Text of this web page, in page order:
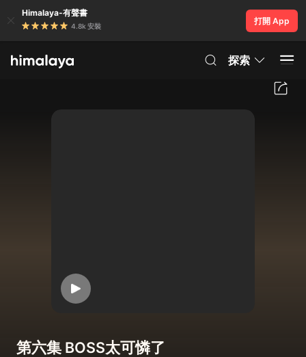
Himalaya-有聲書
4.8k 安裝
打開 App
探索
第六集 BOSS太可憐了